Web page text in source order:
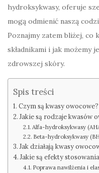
hydroksykwasy, oferuje
mogą odmienić naszą
Poznajmy zatem bliżej, co
składnikami i jak możemy
zdrowszej skóry.
Spis treści
Czym są kwasy owocowe?
Jakie są rodzaje kwasów
Alfa-hydroksykwasy
Beta-hydroksykwasy
Jak działają kwasy
Jakie są efekty
Poprawa nawilżenia i